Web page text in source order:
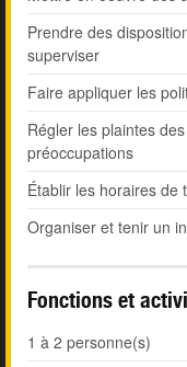
Prendre des
superviser
Faire appliquer les
Régler les plaintes
préoccupations
Établir les horaires de
Organiser et tenir un
Fonctions et
1 à 2 personne(s)